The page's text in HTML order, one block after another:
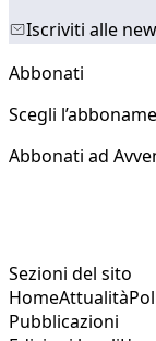
Iscriviti alle
Abbonati
Scegli
Abbonati ad
Sezioni del sito
HomeAttualità
Pubblicazioni